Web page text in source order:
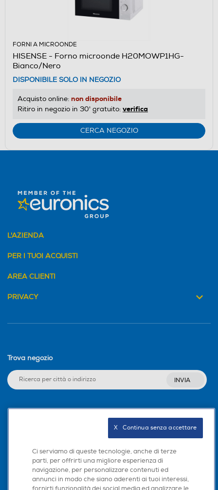
FORNI A MICROONDE
HISENSE - Forno microonde H20MOWP1HG-
Bianco/Nero
DISPONIBILE SOLO IN NEGOZIO
Acquisto online: non disponibile
Ritiro in negozio in 30' gratuito: verifica
CERCA NEGOZIO
L'AZIENDA
PER I TUOI ACQUISTI
AREA CLIENTI
PRIVACY
Trova negozio
INVIA
Scarica la nostra app
Ci serviamo di queste tecnologie, anche di terze
parti, per offrirti una migliore esperienza di
navigazione, per personalizzare contenuti ed
annunci in modo che siano aderenti ai tuoi interessi,
X   Continua senza accettare